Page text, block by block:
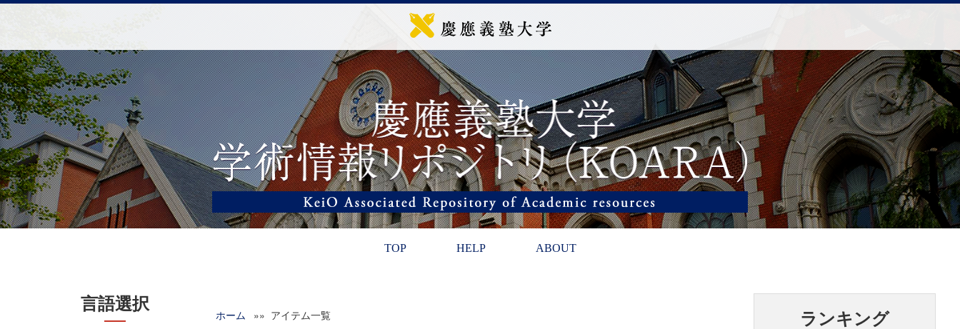
TOP HELP ABOUT
言語選択
ホーム »» アイテム一覧 ランキング